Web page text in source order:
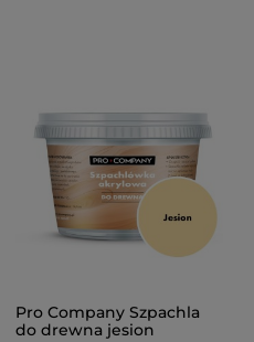
Pro Company Szpachla
do drewna jesion